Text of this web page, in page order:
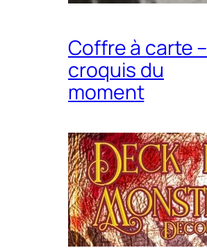
Coffre à carte –
croquis du
moment